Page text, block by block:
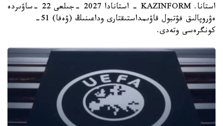
استانا. KAZINFORM - استانادا 2027 -جىلعى 22 -ساۋىردە
ەۋروپالىق فۋتبول قاۋىمداستىقتارى وداعىنىڭ (ۋەفا) 51-
كونگرەسى وتەدى.